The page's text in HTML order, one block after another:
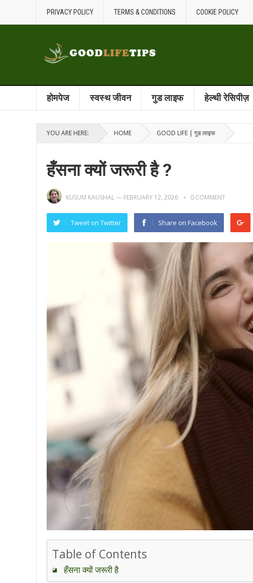
PRIVACY POLICY TERMS & CONDITIONS COOKIE POLICY
होमपेज स्वस्थ जीवन गुड लाइफ हेल्थी रेसिपीज़
YOU ARE HERE: HOME GOOD LIFE | गुड लाइफ
हँसना क्यों जरूरी है ?
KUSUM KAUSHAL— FEBRUARY 12, 2026 0 COMMENT
Tweet on Twitter Share on Facebook
Table of Contents
हँसना क्यों जरूरी है